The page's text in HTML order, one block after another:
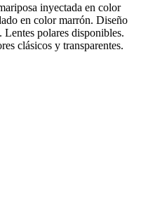
inyectada en color
en color marrón. Diseño
polares disponibles.
clásicos y transparentes.